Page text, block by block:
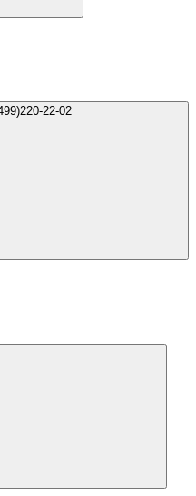
+7(499)220-22-02